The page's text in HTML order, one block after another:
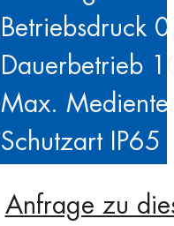
Betriebsdruck
Dauerbetrieb
Max.
Schutzart IP65
Anfrage zu